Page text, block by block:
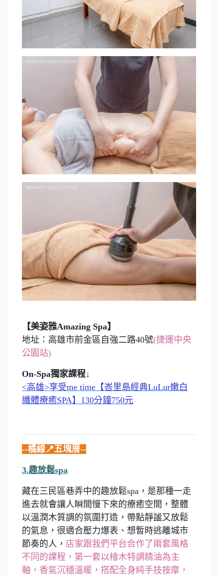
【美姿雅Amazing Spa】
地址：高雄市前金區自強二路40號(捷運中央
公園站)
On-Spa獨家課程↓
<高雄>享受me time【峇里島經典LuLur嫩白
纖體療癒SPA】130分鐘750元
--橘線📍五塊厝--
3.趣放鬆spa
藏在三民區巷弄中的趣放鬆spa，是那種一走
進去就會讓人瞬間慢下來的療癒空間，整體
以溫潤木質調的氛圍打造，帶點靜謐又放鬆
的氣息，很適合壓力爆表、想暫時逃離城市
節奏的人， 店家跟我們平台合作了兩套風格
不同的課程，第一套以檜木特調精油為主
軸，香氣沉穩溫暖，搭配全身純手技按摩，